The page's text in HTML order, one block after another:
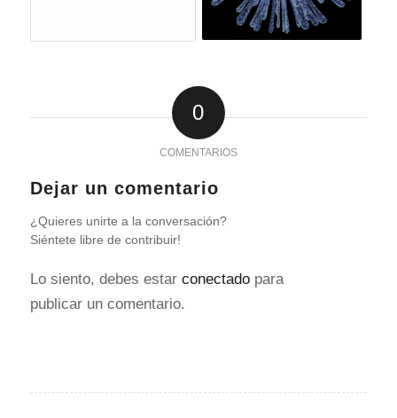
0
COMENTARIOS
Dejar un comentario
¿Quieres unirte a la conversación?
Siéntete libre de contribuir!
Lo siento, debes estar conectadopara
publicar un comentario.